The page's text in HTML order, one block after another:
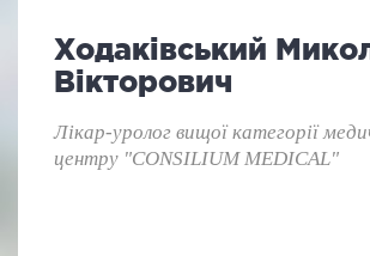
Ходаківський
Вікторович
Лікар-уролог вищої категорії
центру "CONSILIUM MEDICAL"